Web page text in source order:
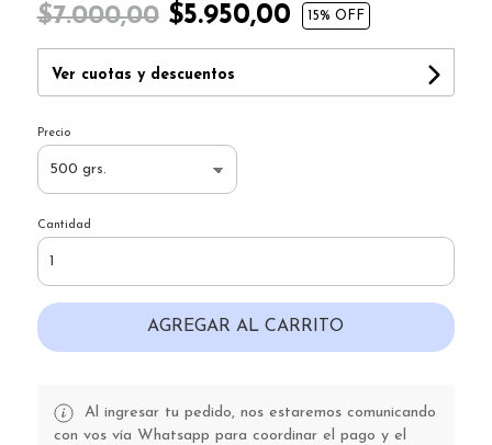
$7.000,00$5.950,00 15% OFF
Ver cuotas y descuentos
Precio
Cantidad
AGREGAR AL CARRITO
Al ingresar tu pedido, nos estaremos comunicando
con vos vía Whatsapp para coordinar el pago y el